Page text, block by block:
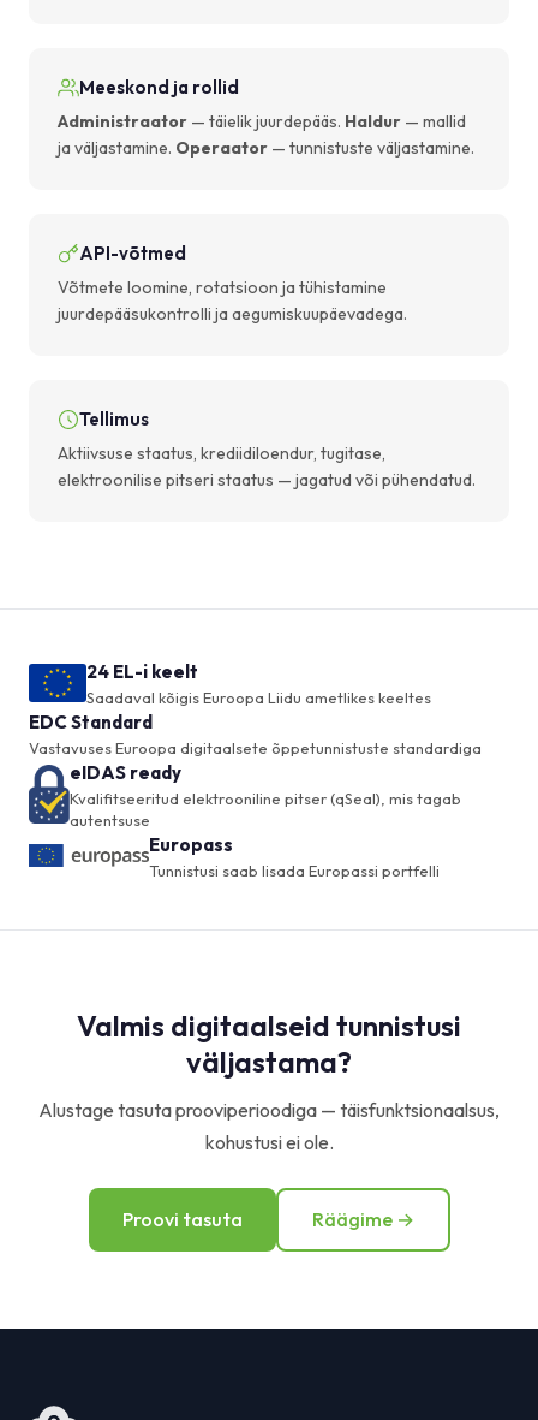
Meeskond ja rollid
Administraator — täielik juurdepääs. Haldur — mallid
ja väljastamine. Operaator — tunnistuste väljastamine.
API-võtmed
Võtmete loomine, rotatsioon ja tühistamine
juurdepääsukontrolli ja aegumiskuupäevadega.
Tellimus
Aktiivsuse staatus, krediidiloendur, tugitase,
elektroonilise pitseri staatus — jagatud või pühendatud.
24 EL-i keelt
Saadaval kõigis Euroopa Liidu ametlikes keeltes
EDC Standard
Vastavuses Euroopa digitaalsete õppetunnistuste standardiga
eIDAS ready
Kvalifitseeritud elektrooniline pitser (qSeal), mis tagab
autentsuse
Europass
Tunnistusi saab lisada Europassi portfelli
Valmis digitaalseid tunnistusi
väljastama?
Alustage tasuta prooviperioodiga — täisfunktsionaalsus,
kohustusi ei ole.
Proovi tasuta Räägime →